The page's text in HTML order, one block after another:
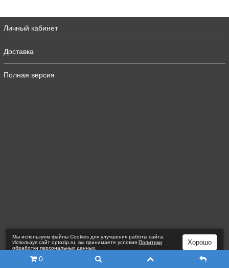
Личный кабинет
Доставка
Полная версия
0
Мы используем файлы Сookies для улучшения работы сайта.
Используя сайт optozip.ru, вы принимаете условияПолитики
обработки персональных данных
Хорошо